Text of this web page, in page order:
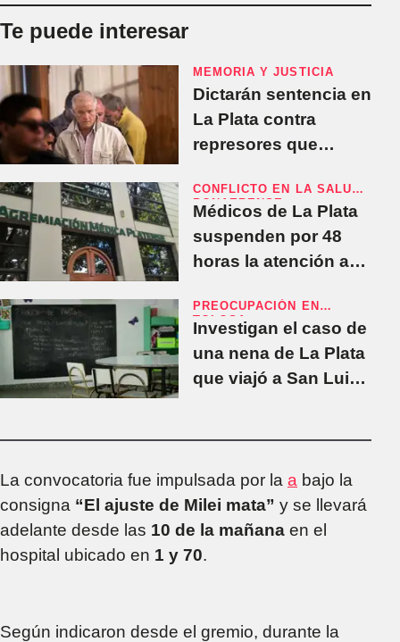
Te puede interesar
MEMORIA Y JUSTICIA
Dictarán sentencia en
La Plata contra
represores que
clandestinos
CONFLICTO EN LA SALUD
BONAERENSE
Médicos de La Plata
suspenden por 48
horas la atención a
PREOCUPACIÓN EN
TOLOSA
Investigan el caso de
una nena de La Plata
que viajó a San Luis
La convocatoria fue impulsada por la a bajo la
consigna “El ajuste de Milei mata” y se llevará
adelante desde las 10 de la mañana en el
hospital ubicado en 1 y 70.
Según indicaron desde el gremio, durante la